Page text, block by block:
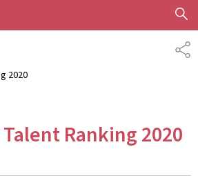
2020
Ranking 2020